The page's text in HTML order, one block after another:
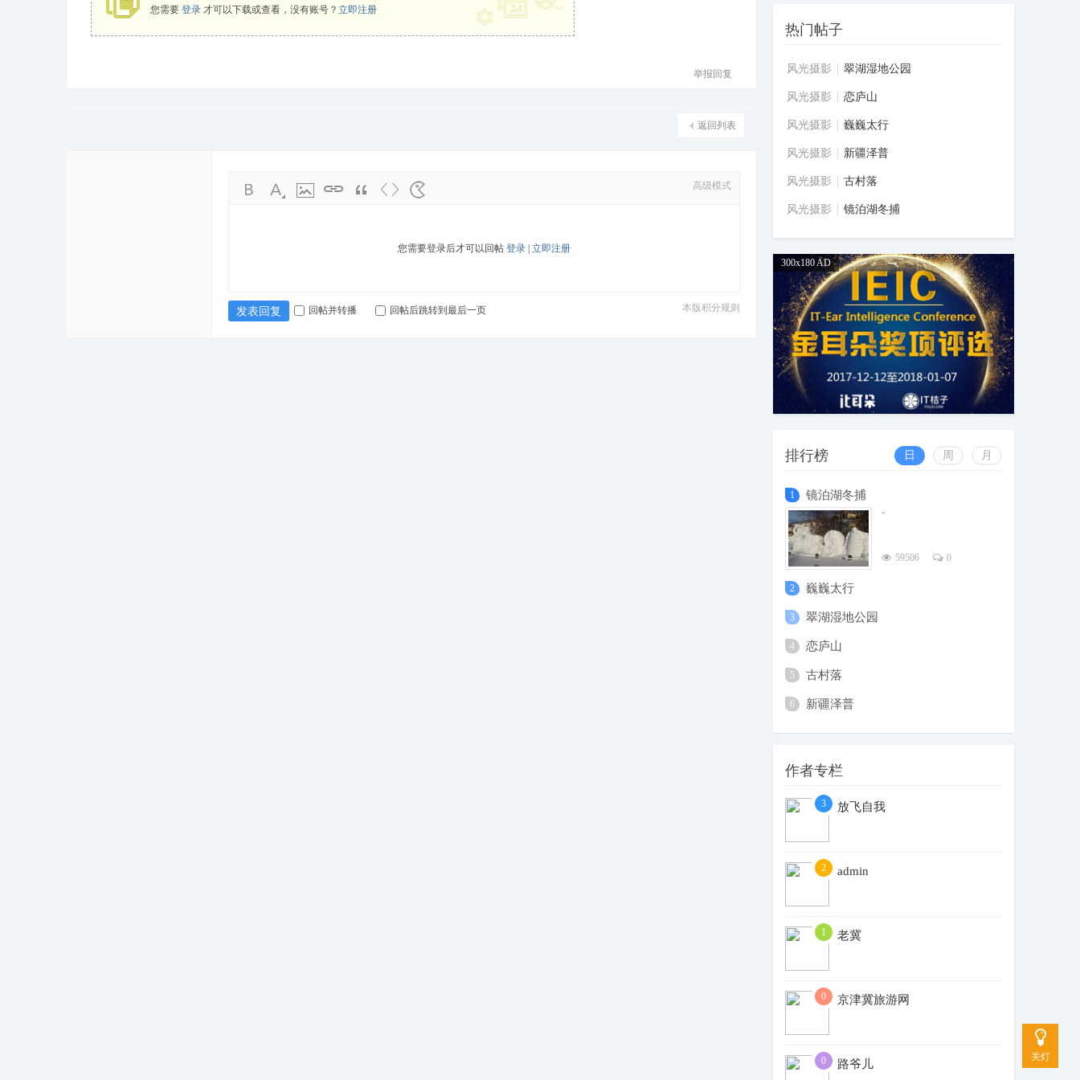
关灯
您需要 登录 才可以下载或查看，没有账号？ 立即注册
回复
举报
返回列表
高级模式
您需要登录后才可以回帖 登录 立即注册
本版积分规则
发表回复 回帖并转播 回帖后跳转到最后一页
热门帖子
风光摄影 翠湖湿地公园
风光摄影 恋庐山
风光摄影 巍巍太行
风光摄影 新疆泽普
风光摄影 古村落
风光摄影 镜泊湖冬捕
300x180 AD
排行榜 日 周 月
1 镜泊湖冬捕
''
59506 0
2 巍巍太行
3 翠湖湿地公园
4 恋庐山
5 古村落
6 新疆泽普
作者专栏
3 放飞自我
2 admin
1 老冀
0 京津冀旅游网
0 路爷儿